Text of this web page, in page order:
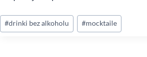
Tagi
wpisu:
#drinki bez alkoholu #mocktaile